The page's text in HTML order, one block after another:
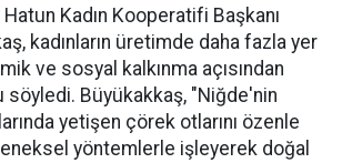
Kadın Kooperatifi Başkanı
kadınların üretimde daha fazla yer
ve sosyal kalkınma açısından
söyledi. Büyükakkaş, "Niğde'nin
yetişen çörek otlarını özenle
yöntemlerle işleyerek doğal